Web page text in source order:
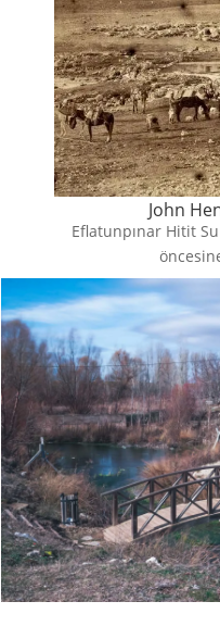
John
Eflatunpınar Hitit